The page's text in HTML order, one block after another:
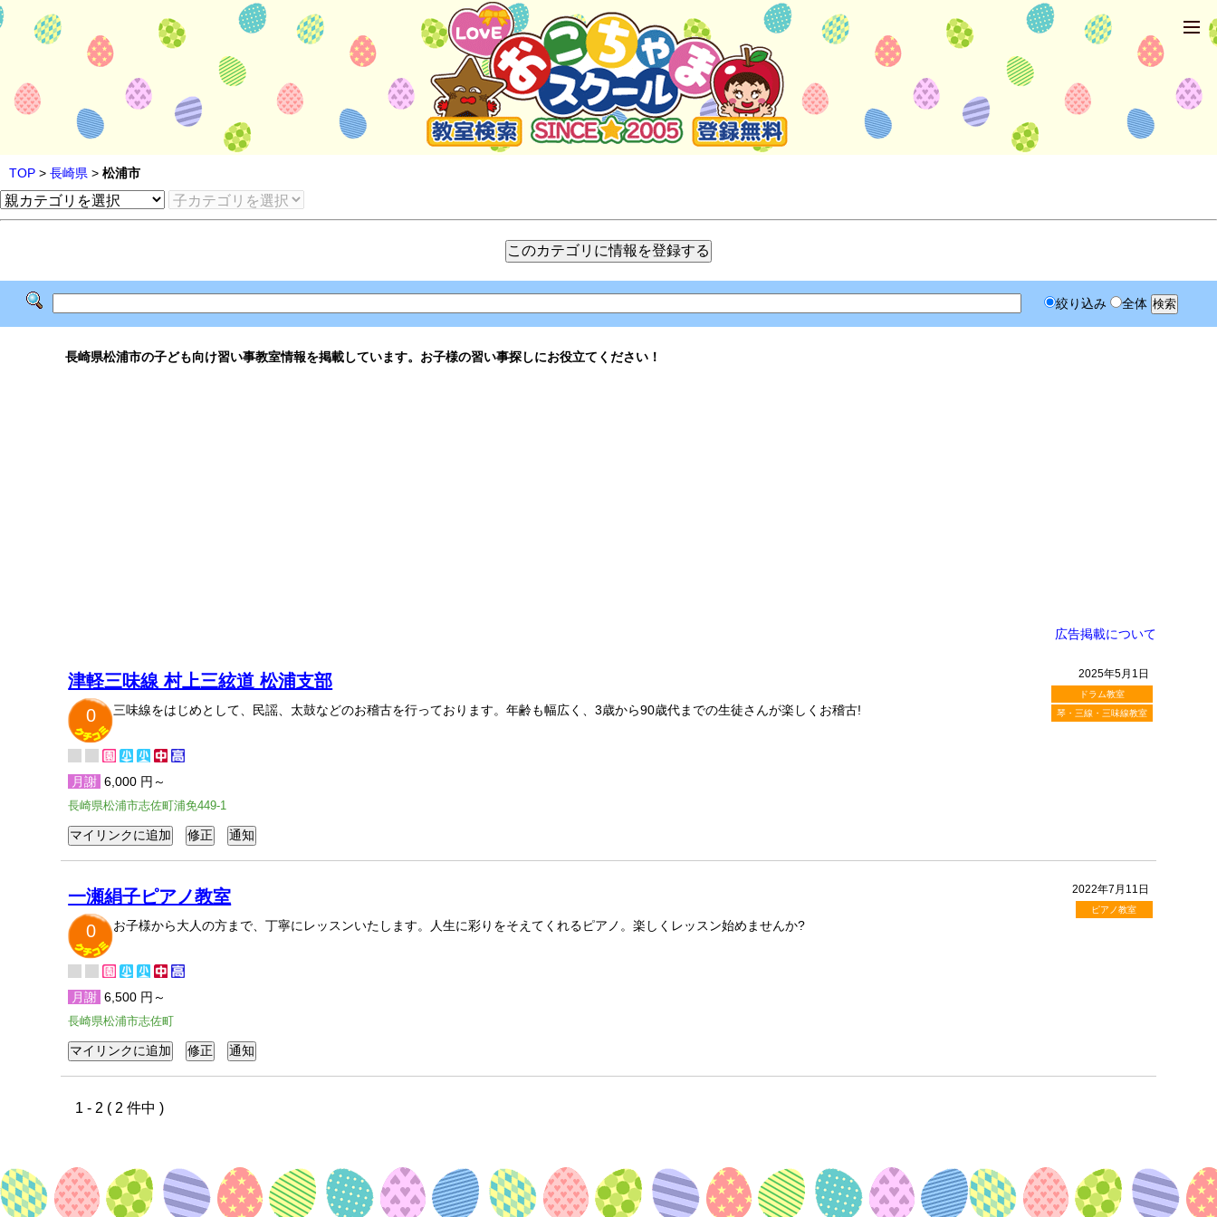
TOP > 長崎県 > 松浦市
絞り込み 全体
長崎県松浦市の子ども向け習い事教室情報を掲載しています。お子様の習い事探しにお役立てください！
広告掲載について
2025年5月1日
ドラム教室
琴・三線・三味線教室
津軽三味線 村上三絃道 松浦支部
0
三味線をはじめとして、民謡、太鼓などのお稽古を行っております。年齢も幅広く、3歳から90歳代までの生徒さんが楽しくお稽古!
月謝 6,000 円～
長崎県松浦市志佐町浦免449-1
2022年7月11日
ピアノ教室
一瀬絹子ピアノ教室
0
お子様から大人の方まで、丁寧にレッスンいたします。人生に彩りをそえてくれるピアノ。楽しくレッスン始めませんか?
月謝 6,500 円～
長崎県松浦市志佐町
1 - 2 ( 2 件中 )